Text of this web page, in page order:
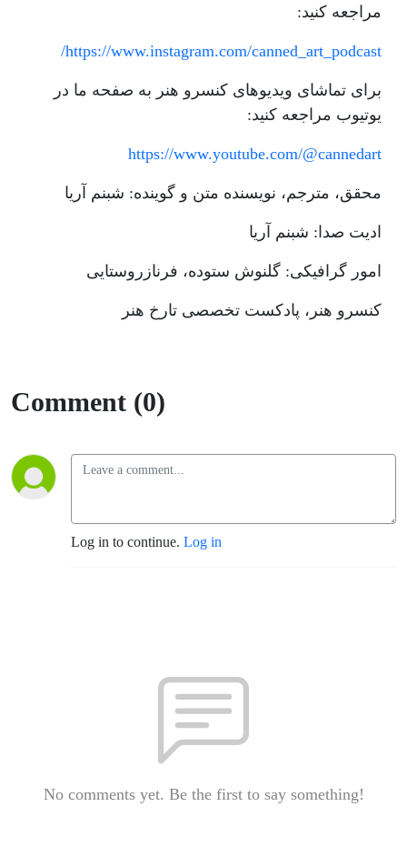
مراجعه کنید:
https://www.instagram.com/canned_art_podcast/
برای تماشای ویدیوهای کنسرو هنر به صفحه ما در
یوتیوب مراجعه کنید:
https://www.youtube.com/@cannedart
محقق، مترجم، نویسنده متن و گوینده: شبنم آریا
ادیت صدا: شبنم آریا
امور گرافیکی: گلنوش ستوده، فرنازروستایی
کنسرو هنر، پادکست تخصصی تارخ هنر
Comment (0)
Log in to continue. Log in
No comments yet. Be the first to say something!